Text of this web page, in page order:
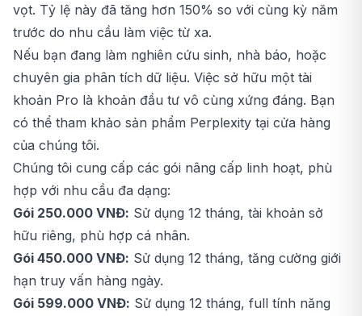
vọt. Tỷ lệ này đã tăng hơn 150% so với cùng kỳ năm
trước do nhu cầu làm việc từ xa.
Nếu bạn đang làm nghiên cứu sinh, nhà báo, hoặc
chuyên gia phân tích dữ liệu. Việc sở hữu một tài
khoản Pro là khoản đầu tư vô cùng xứng đáng. Bạn
có thể tham khảo sản phẩm Perplexity tại cửa hàng
của chúng tôi.
Chúng tôi cung cấp các gói nâng cấp linh hoạt, phù
hợp với nhu cầu đa dạng:
Gói 250.000 VNĐ: Sử dụng 12 tháng, tài khoản sở
hữu riêng, phù hợp cá nhân.
Gói 450.000 VNĐ: Sử dụng 12 tháng, tăng cường giới
hạn truy vấn hàng ngày.
Gói 599.000 VNĐ: Sử dụng 12 tháng, full tính năng